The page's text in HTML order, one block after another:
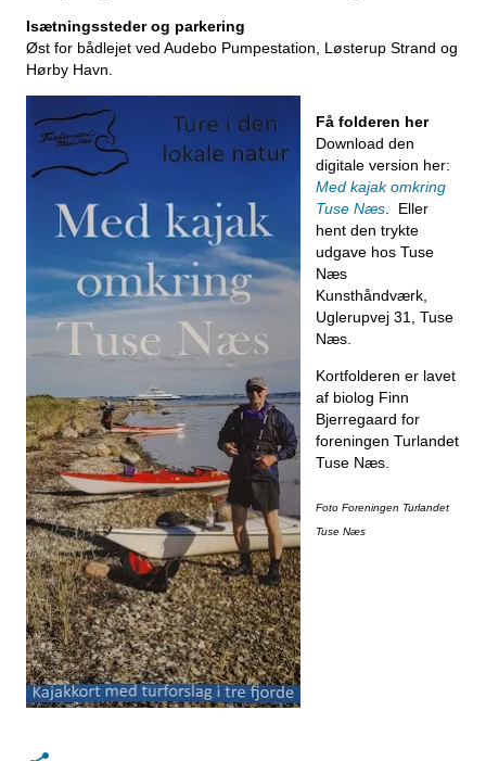
Isætningssteder og parkering
Øst for bådlejet ved Audebo Pumpestation, Løsterup Strand og
Hørby Havn.
Få folderen her
Download den
digitale version her:
Med kajak omkring
Tuse Næs . Eller
hent den trykte
udgave hos Tuse
Næs
Kunsthåndværk,
Uglerupvej 31, Tuse
Næs.
Kortfolderen er lavet
af biolog Finn
Bjerregaard for
foreningen Turlandet
Tuse Næs.
Foto Foreningen Turlandet
Tuse Næs